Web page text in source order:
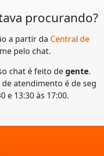
procurando?
a partir da Central de
pelo chat.
chat é feito degente.
atendimento é de seg
e 13:30 às 17:00.